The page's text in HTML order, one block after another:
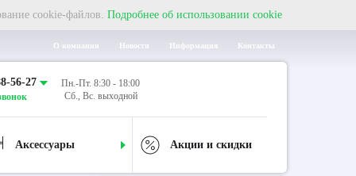
cookie-файлов. Подробнее об использовании cookie
О компании Новости Информация Контакты
56-27
Пн.-Пт. 8:30 - 18:00
Сб., Вс. выходной
Аксессуары Акции и скидки